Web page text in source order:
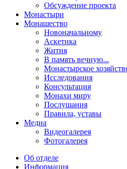
Обсуждение проекта
Монастыри
Монашество
Новоначальному
Аскетика
Жития
В память вечную...
Монастырское
Исследования
Консультация
Монахи миру
Послушания
Правила, уставы
Медиа
Видеогалерея
Фотогалерея
Об отделе
Информация